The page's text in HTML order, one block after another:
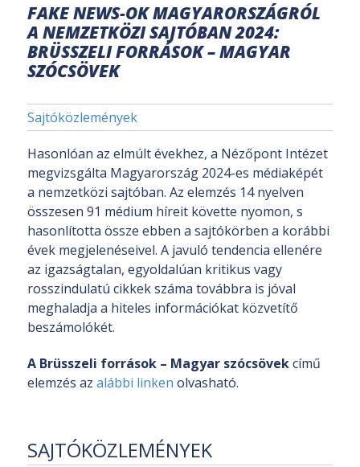
FAKE NEWS-OK MAGYARORSZÁGRÓL
A NEMZETKÖZI SAJTÓBAN 2024:
BRÜSSZELI FORRÁSOK – MAGYAR
SZÓCSÖVEK
Sajtóközlemények
Hasonlóan az elmúlt évekhez, a Nézőpont Intézet
megvizsgálta Magyarország 2024-es médiaképét
a nemzetközi sajtóban. Az elemzés 14 nyelven
összesen 91 médium híreit követte nyomon, s
hasonlította össze ebben a sajtókörben a korábbi
évek megjelenéseivel. A javuló tendencia ellenére
az igazságtalan, egyoldalúan kritikus vagy
rosszindulatú cikkek száma továbbra is jóval
meghaladja a hiteles információkat közvetítő
beszámolókét.
A Brüsszeli források – Magyar szócsövekcímű
elemzés az alábbi linken olvasható.
SAJTÓKÖZLEMÉNYEK